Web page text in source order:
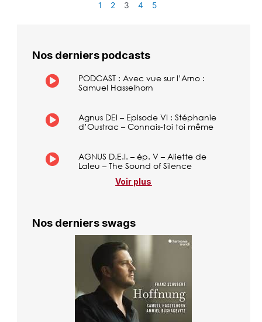
1 2 3 4 5
Nos derniers podcasts
PODCAST : Avec vue sur l’Arno :
Samuel Hasselhorn
Agnus DEI – Episode VI : Stéphanie
d’Oustrac – Connais-toi toi même
AGNUS D.E.I. – ép. V – Aliette de
Laleu – The Sound of Silence
Voir plus
Nos derniers swags